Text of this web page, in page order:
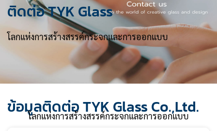
ติดต่อ TYK Glass
โลกแห่งการสร้างสรรค์กระจกและการออกแบบ
ข้อมูลติดต่อ TYK Glass Co.,Ltd.
โลกแห่งการสร้างสรรค์กระจกและการออกแบบ